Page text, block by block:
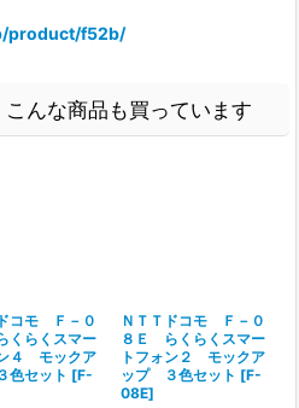
product/f52b/
んな商品も買っています
コモ Ｆ－０
くらくスマー
４ モックア
色セット [F-
ＮＴＴドコモ Ｆ－０
８Ｅ らくらくスマー
トフォン２ モックア
ップ ３色セット [F-
08E]